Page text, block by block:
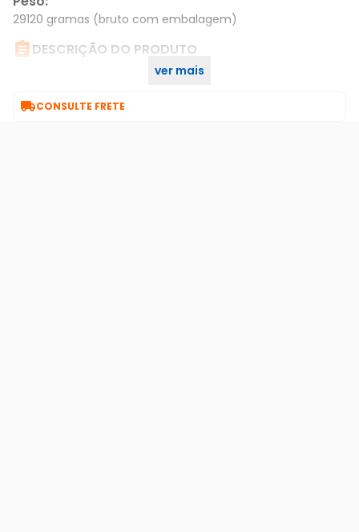
29120 gramas (bruto com embalagem)
DESCRIÇÃO DO PRODUTO
ver mais
CONSULTE FRETE